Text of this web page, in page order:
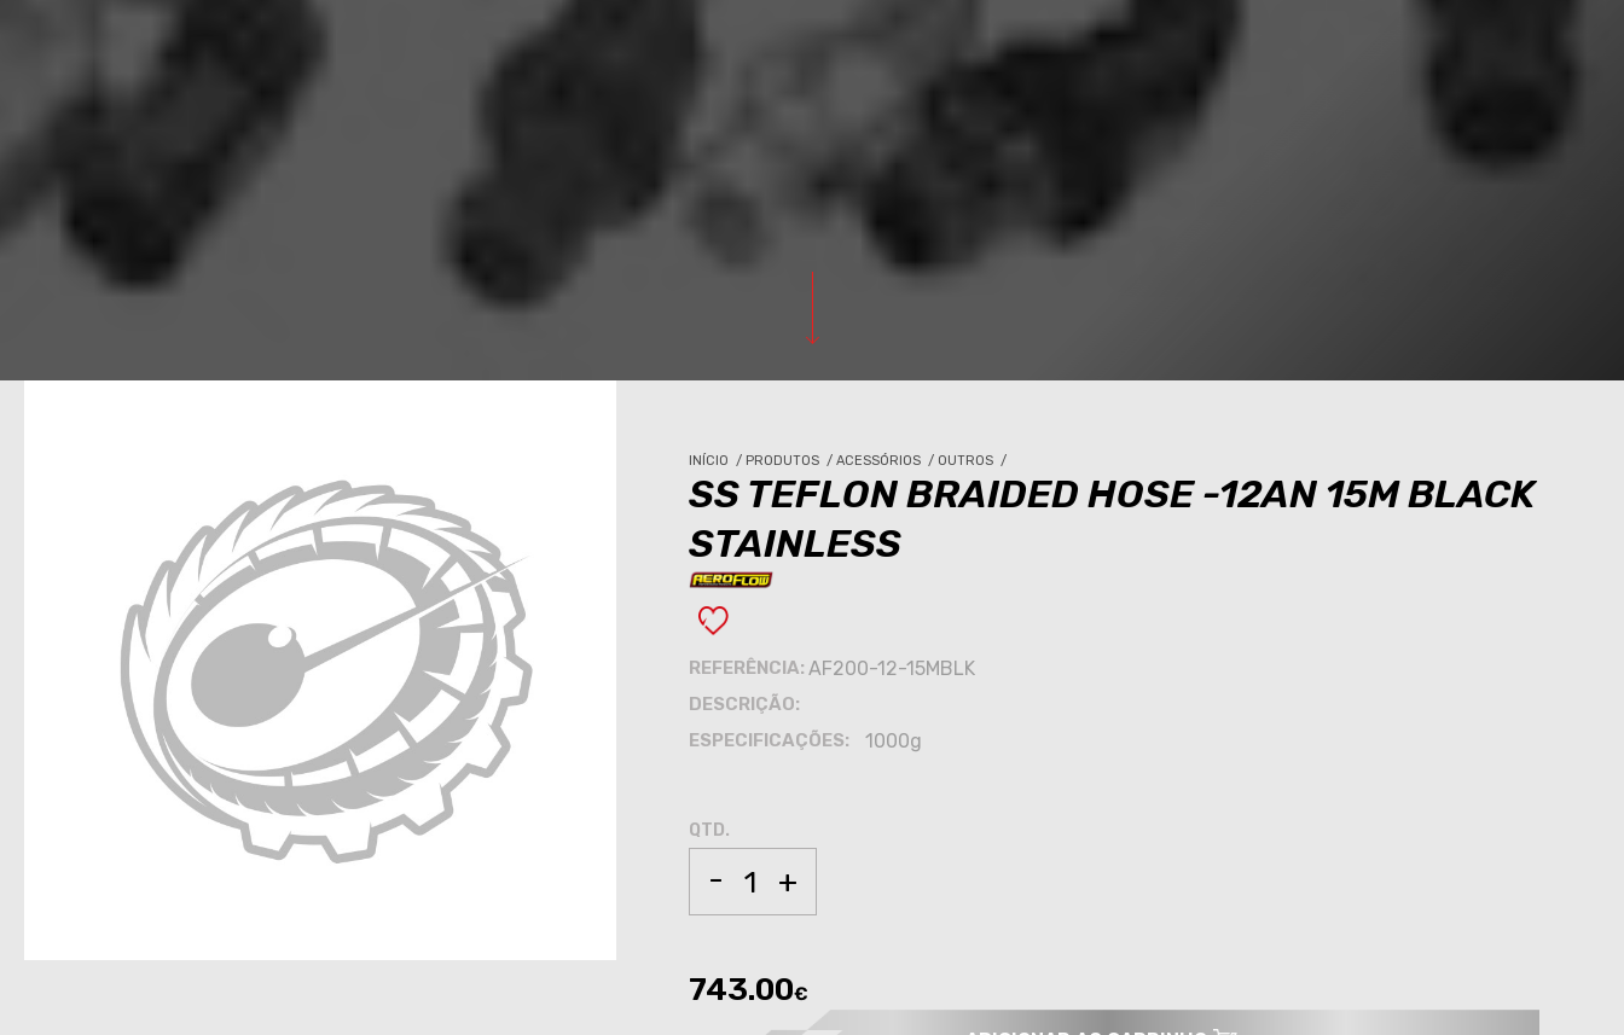
INÍCIO / PRODUTOS / ACESSÓRIOS / OUTROS /
SS TEFLON BRAIDED HOSE -12AN 15M BLACK
STAINLESS
REFERÊNCIA: AF200-12-15MBLK
DESCRIÇÃO:
ESPECIFICAÇÕES:
1000g
QTD.
- +
743.00€